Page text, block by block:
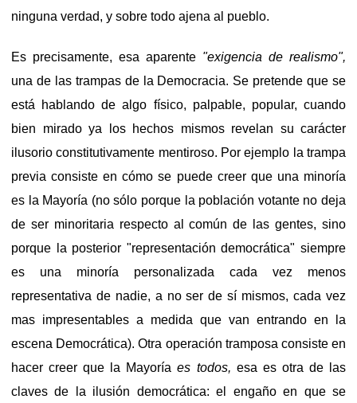
ninguna verdad, y sobre todo ajena al pueblo.
Es precisamente, esa aparente "exigencia de realismo",
una de las trampas de la Democracia. Se pretende que se
está hablando de algo físico, palpable, popular, cuando
bien mirado ya los hechos mismos revelan su carácter
ilusorio constitutivamente mentiroso. Por ejemplo la trampa
previa consiste en cómo se puede creer que una minoría
es la Mayoría (no sólo porque la población votante no deja
de ser minoritaria respecto al común de las gentes, sino
porque la posterior "representación democrática" siempre
es una minoría personalizada cada vez menos
representativa de nadie, a no ser de sí mismos, cada vez
mas impresentables a medida que van entrando en la
escena Democrática). Otra operación tramposa consiste en
hacer creer que la Mayoríaes todos, esa es otra de las
claves de la ilusión democrática: el engaño en que se